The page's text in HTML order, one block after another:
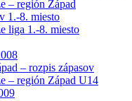
– región Západ
1.-8. miesto
liga 1.-8. miesto
– rozpis zápasov
– región Západ U14